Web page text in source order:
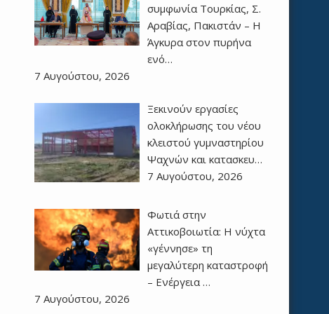
συμφωνία Τουρκίας, Σ.
Αραβίας, Πακιστάν – Η
Άγκυρα στον πυρήνα
ενό…
7 Αυγούστου, 2026
Ξεκινούν εργασίες
ολοκλήρωσης του νέου
κλειστού γυμναστηρίου
Ψαχνών και κατασκευ…
7 Αυγούστου, 2026
Φωτιά στην
Αττικοβοιωτία: Η νύχτα
«γέννησε» τη
μεγαλύτερη καταστροφή
– Ενέργεια …
7 Αυγούστου, 2026